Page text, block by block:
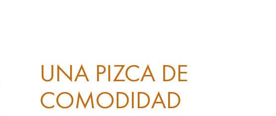
UNA PIZCA DE
COMODIDAD